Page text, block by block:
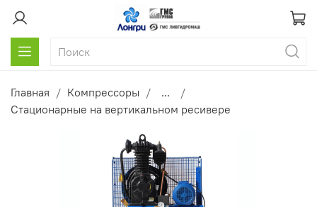
Главная Компрессоры
...
Стационарные на вертикальном ресивере